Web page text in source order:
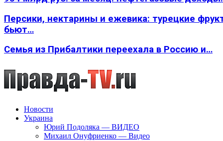
Персики, нектарины и ежевика: турецкие
бьют…
Семья из Прибалтики переехала в Россию и…
Новости
Украина
Юрий Подоляка — ВИДЕО
Михаил Онуфриенко — Видео